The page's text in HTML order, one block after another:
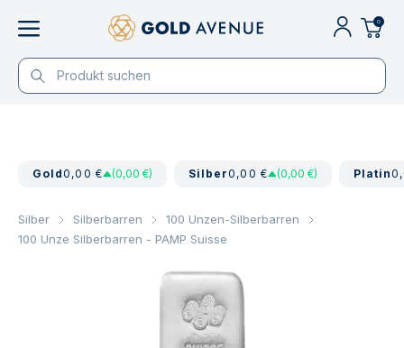
0
Gold0,00 € (0,00 €) Silber0,00 € (0,00 €) Platin
Silber Silberbarren
100 Unzen-Silberbarren
100 Unze Silberbarren - PAMP Suisse